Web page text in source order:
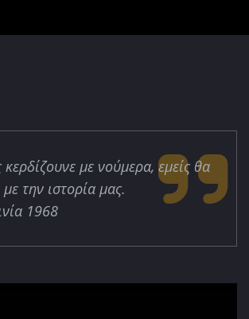
κερδίζουνε με νούμερα, εμείς θα
την ιστορία μας.
1968